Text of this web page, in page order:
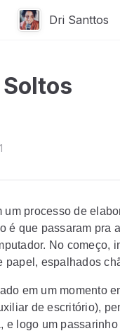
Dri Santtos
um processo de
é que passaram pra
No começo,
papel, espalhados
em um momento
de escritório),
e logo um